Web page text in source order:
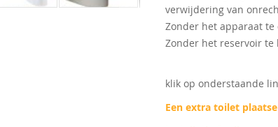
verwijdering van
Zonder het apparaat te
Zonder het reservoir te
klik op onderstaande
Een extra toilet